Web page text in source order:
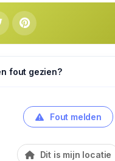
fout gezien?
Fout melden
Dit is mijn locatie